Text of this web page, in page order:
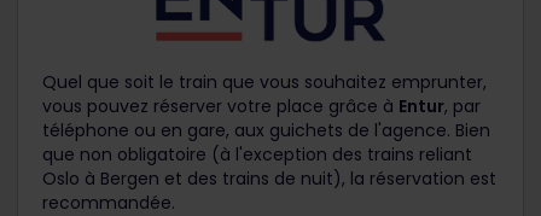
Quel que soit le train que vous souhaitez emprunter,
vous pouvez réserver votre place grâce à Entur, par
téléphone ou en gare, aux guichets de l'agence. Bien
que non obligatoire (à l'exception des trains reliant
Oslo à Bergen et des trains de nuit), la réservation est
recommandée.